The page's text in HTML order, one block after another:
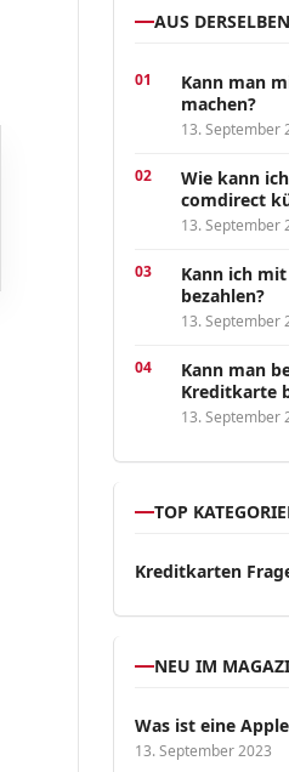
AUS
Kann man
machen?
13. September
Wie kann
comdirect
13. September
Kann ich
bezahlen?
13. September
Kann man
Kreditkarte
13. September
TOP
Kreditkarten
NEU IM
Was ist eine
13. September 2023